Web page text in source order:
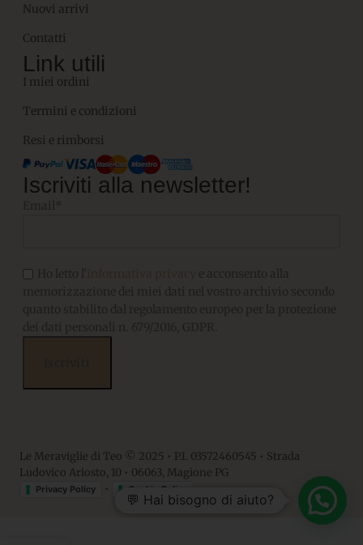
Nuovi arrivi
Contatti
Link utili
I miei ordini
Termini e condizioni
Resi e rimborsi
Iscriviti alla newsletter!
Le Meraviglie di Teo © 2025 • P.I. 03572460545 • Strada
Ludovico Ariosto, 10 • 06063, Magione PG
Privacy Policy • Cookie Policy
💬 Hai bisogno di aiuto?